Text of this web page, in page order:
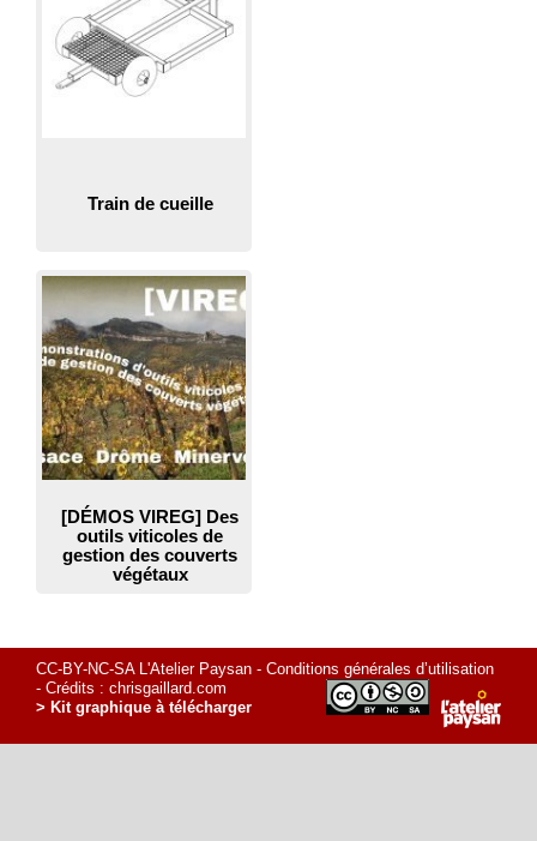
Train de cueille
[DÉMOS VIREG] Des
outils viticoles de
gestion des couverts
végétaux
CC-BY-NC-SA L'Atelier Paysan - Conditions générales d’utilisation
- Crédits : chrisgaillard.com
> Kit graphique à télécharger